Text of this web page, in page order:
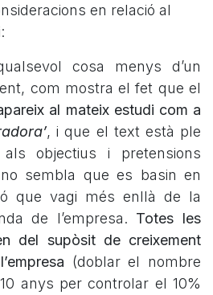
en relació al
cosa menys d’un
com mostra el fet que el
al mateix estudi com a
, i que el text està ple
objectius i pretensions
sembla que es basin en
que vagi més enllà de la
de l’empresa. Totes les
del supòsit de creixement
(doblar el nombre
anys per controlar el 10%